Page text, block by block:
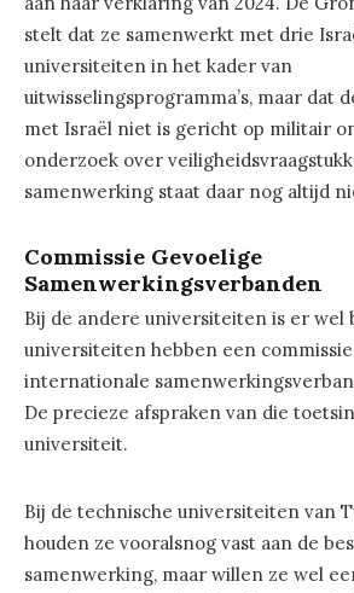
stelt dat ze samenwerkt met drie
universiteiten in het kader van
uitwisselingsprogramma’s, maar dat
met Israël niet is gericht op militair
onderzoek over
samenwerking staat daar nog altijd
Commissie Gevoelige
Samenwerkingsverbanden
Bij de andere universiteiten is er wel
universiteiten hebben een
internationale
De precieze afspraken van die
universiteit.
Bij de technische universiteiten van
houden ze vooralsnog vast aan de
samenwerking, maar willen ze wel